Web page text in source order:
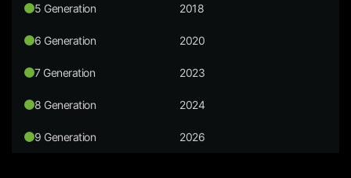
5 Generation 2018
6 Generation 2020
7 Generation 2023
8 Generation 2024
9 Generation 2026